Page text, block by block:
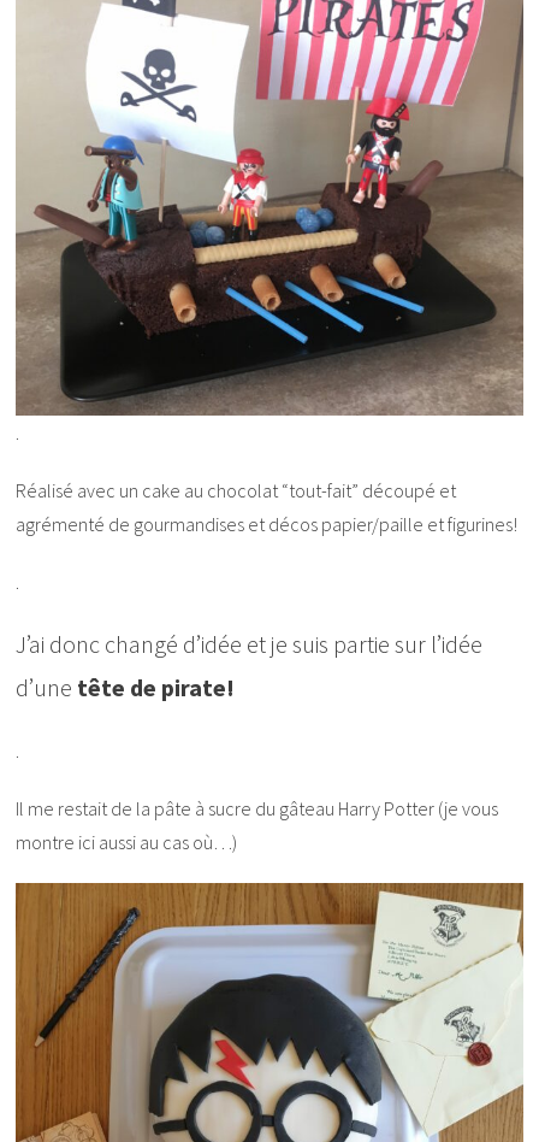
Réalisé avec un cake au chocolat “tout-fait” découpé et
agrémenté de gourmandises et décos papier/paille et figurines!
J’ai donc changé d’idée et je suis partie sur l’idée
d’une tête de pirate!
Il me restait de la pâte à sucre du gâteau Harry Potter (je vous
montre ici aussi au cas où…)